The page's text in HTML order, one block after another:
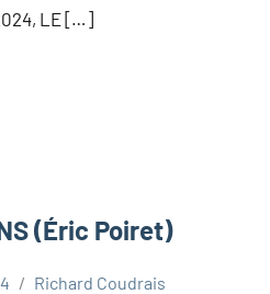
LE […]
(Éric Poiret)
Richard Coudrais